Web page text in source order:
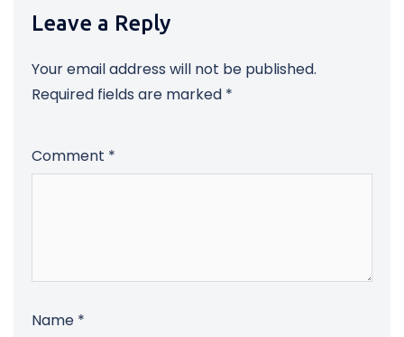
Leave a Reply
Your email address will not be published.
Required fields are marked *
Comment *
Name *